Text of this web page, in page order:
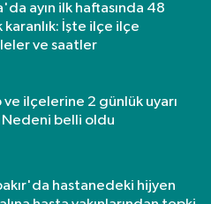
ayın ilk haftasında 48
karanlık: İşte ilçe ilçe
ve saatler
ilçelerine 2 günlük uyarı
belli oldu
hastanedeki hijyen